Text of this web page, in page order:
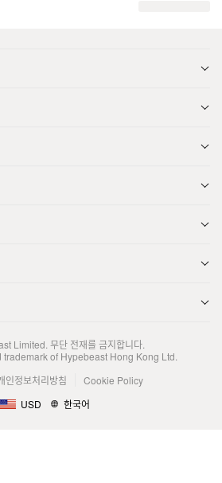
Limited. 무단 전재를 금지합니다.
of Hypebeast Hong Kong Ltd.
인정보처리방침
Cookie Policy
USD
한국어